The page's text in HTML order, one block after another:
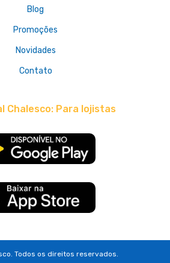
Blog
Promoções
Novidades
Contato
Chalesco: Para lojistas
Todos os direitos reservados.